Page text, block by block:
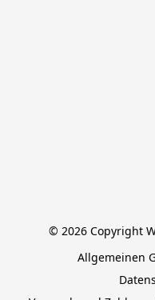
© 2026 Copyright
Allgemeinen